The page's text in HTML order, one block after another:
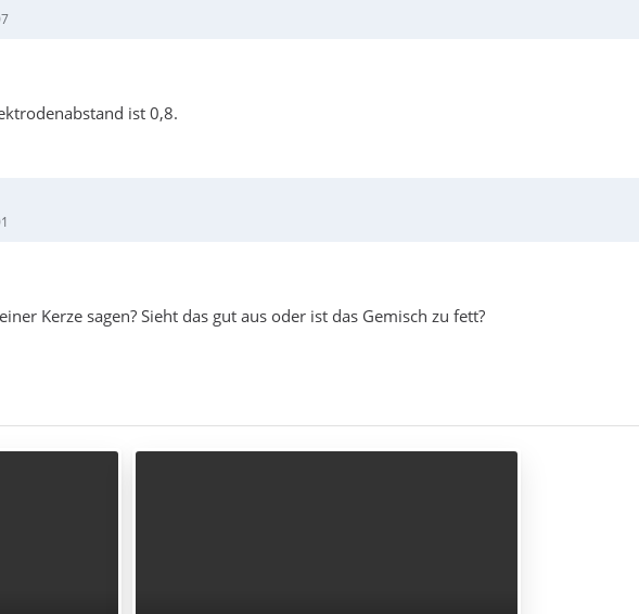
ist 0,8.
Kerze sagen? Sieht das gut aus oder ist das Gemisch zu fett?